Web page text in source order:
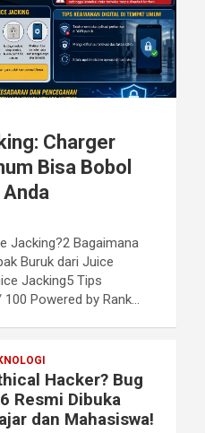
Charger
Bisa Bobol
Jacking?2 Bagaimana
Buruk dari Juice
Jacking5 Tips
Powered by Rank…
Hacker? Bug
Resmi Dibuka
dan Mahasiswa!